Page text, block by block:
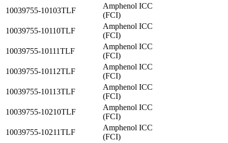
10039755-10103TLF
Amphenol ICC
(FCI)
10039755-10110TLF
Amphenol ICC
(FCI)
10039755-10111TLF
Amphenol ICC
(FCI)
10039755-10112TLF
Amphenol ICC
(FCI)
10039755-10113TLF
Amphenol ICC
(FCI)
10039755-10210TLF
Amphenol ICC
(FCI)
10039755-10211TLF
Amphenol ICC
(FCI)